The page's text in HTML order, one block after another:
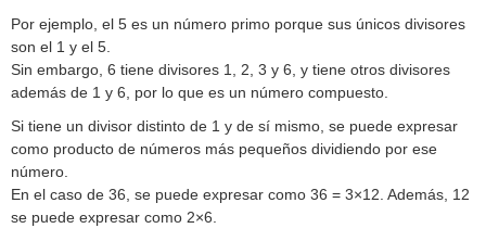
Por ejemplo, el 5 es un número primo porque sus únicos divisores
son el 1 y el 5.
Sin embargo, 6 tiene divisores 1, 2, 3 y 6, y tiene otros divisores
además de 1 y 6, por lo que es un número compuesto.
Si tiene un divisor distinto de 1 y de sí mismo, se puede expresar
como producto de números más pequeños dividiendo por ese
número.
En el caso de 36, se puede expresar como 36 = 3×12. Además, 12
se puede expresar como 2×6.